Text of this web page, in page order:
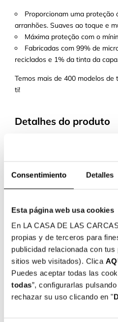
Consentimiento Detalles
Esta página web usa cookies
En LA CASA DE LAS
propias y de terceros para
publicidad relacionada con
sitios web visitados). Clica
Puedes aceptar todas las
todas”, configurarlas pulsando
rechazar su uso clicando en "
Proporcionam uma proteção
arranhões. Suaves ao toque e
Máxima proteção com o
Fabricadas com 99% de
reciclados e 1% da tinta da
Temos mais de 400 modelos de
ti!
Detalhes do produto
Preto
Ultra
1 x Capa Recase para
COMPLETAR A